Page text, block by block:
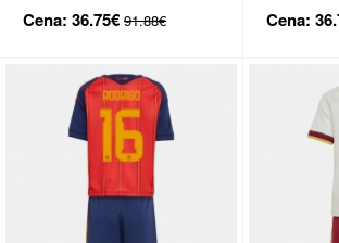
Rokav (+ hlače)
Cena: 36.75€ 91.88€
Kratek
Cena: